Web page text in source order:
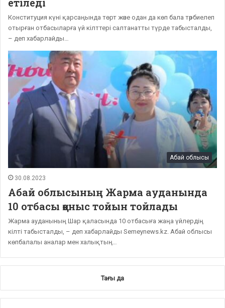
Конституция күні қарсаңында төрт және одан да көп бала тәрбиелеп
отырған отбасыларға үй кілттері салтанатты түрде табысталды,
– деп хабарлайды…
Абай облысы
30.08.2023
Абай облысының Жарма ауданында
10 отбасы қоныс тойын тойлады
Жарма ауданының Шар қаласында 10 отбасыға жаңа үйлердің
кілті табысталды, – деп хабарлайды Semeynews.kz. Абай облысы
көпбалалы аналар мен халықтың…
Тағы да